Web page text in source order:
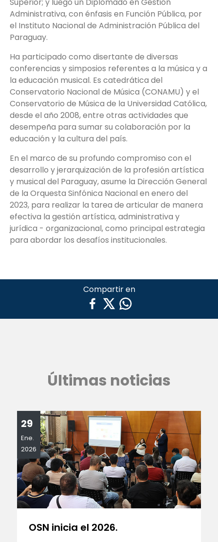
Administrativa, con énfasis en Función Pública, por
el Instituto Nacional de Administración Pública del
Paraguay.
Ha participado como disertante de diversas
conferencias y simposios referentes a la música y a
la educación musical. Es catedrática del
Conservatorio Nacional de Música (CONAMU) y el
Conservatorio de Música de la Universidad Católica,
desde el año 2008, entre otras actividades que
desempeña para sumar su colaboración por la
educación y la cultura del país.
En el marco de su profundo compromiso con el
desarrollo y jerarquización de la profesión artística
y musical del Paraguay, asume la Dirección General
de la Orquesta Sinfónica Nacional en enero del
2023, para realizar la tarea de articular de manera
efectiva la gestión artística, administrativa y
jurídica - organizacional, como principal estrategia
para abordar los desafíos institucionales.
Compartir en
Últimas noticias
29
Ene.
2026
OSN inicia el 2026.